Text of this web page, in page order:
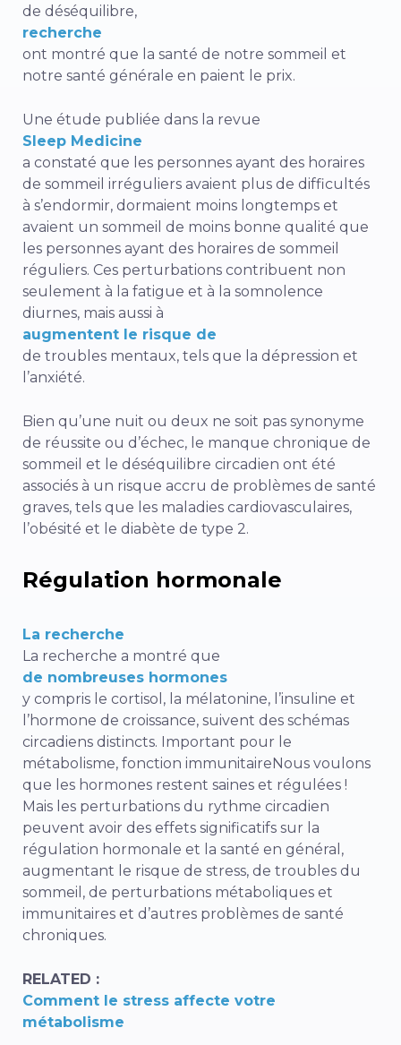
de déséquilibre,
recherche
ont montré que la santé de notre sommeil et
notre santé générale en paient le prix.
Une étude publiée dans la revue
Sleep Medicine
a constaté que les personnes ayant des horaires
de sommeil irréguliers avaient plus de difficultés
à s’endormir, dormaient moins longtemps et
avaient un sommeil de moins bonne qualité que
les personnes ayant des horaires de sommeil
réguliers. Ces perturbations contribuent non
seulement à la fatigue et à la somnolence
diurnes, mais aussi à
augmentent le risque de
de troubles mentaux, tels que la dépression et
l’anxiété.
Bien qu’une nuit ou deux ne soit pas synonyme
de réussite ou d’échec, le manque chronique de
sommeil et le déséquilibre circadien ont été
associés à un risque accru de problèmes de santé
graves, tels que les maladies cardiovasculaires,
l’obésité et le diabète de type 2.
Régulation hormonale
La recherche
La recherche a montré que
de nombreuses hormones
y compris le cortisol, la mélatonine, l’insuline et
l’hormone de croissance, suivent des schémas
circadiens distincts. Important pour le
métabolisme, fonction immunitaireNous voulons
que les hormones restent saines et régulées !
Mais les perturbations du rythme circadien
peuvent avoir des effets significatifs sur la
régulation hormonale et la santé en général,
augmentant le risque de stress, de troubles du
sommeil, de perturbations métaboliques et
immunitaires et d’autres problèmes de santé
chroniques.
RELATED :
Comment le stress affecte votre
métabolisme